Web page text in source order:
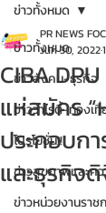
ข่าวทั้งหมด
ข่าวสังคม-ธุรกิจ
ข่าววาไรตี้-ท่องเที่
โปรโมชั่น!!
ข่าวสุขภาพและค
ข่าวหน่วยงานราช
ข่าวทั้งหมด
CIBA
แห่สมัคร
ประกอบก
และธุรกิจ
PR NEWS
Jun 30, 2022